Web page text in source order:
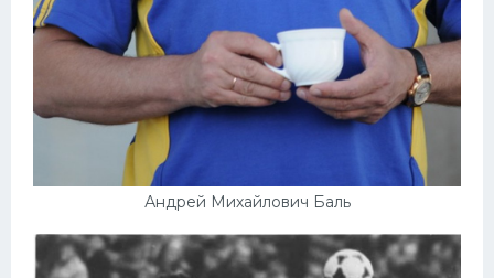
Андрей Михайлович Баль